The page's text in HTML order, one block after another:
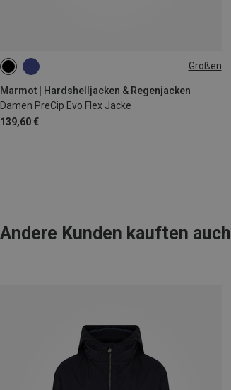
Größen
Marmot | Hardshelljacken & Regenjacken
Damen PreCip Evo Flex Jacke
139,60 €
XS S
Andere Kunden kauften auch